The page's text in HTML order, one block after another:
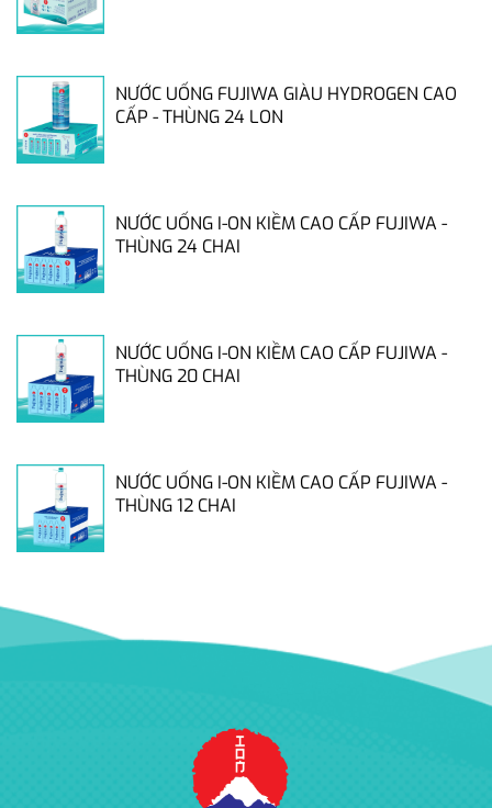
NƯỚC UỐNG FUJIWA GIÀU HYDROGEN CAO
CẤP - THÙNG 24 LON
NƯỚC UỐNG I-ON KIỀM CAO CẤP FUJIWA -
THÙNG 24 CHAI
NƯỚC UỐNG I-ON KIỀM CAO CẤP FUJIWA -
THÙNG 20 CHAI
NƯỚC UỐNG I-ON KIỀM CAO CẤP FUJIWA -
THÙNG 12 CHAI